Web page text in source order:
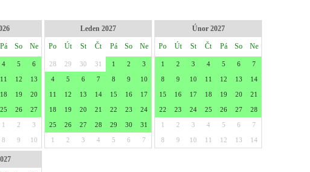
Pá So Ne
4 5 6
11 12 13
18 19 20
25 26 27
1 2 3
8 9 10
Leden 2027
Po Út St Čt Pá So Ne
28 29 30 31 1 2 3
4 5 6 7 8 9 10
11 12 13 14 15 16 17
18 19 20 21 22 23 24
25 26 27 28 29 30 31
1 2 3 4 5 6 7
Únor 2027
Po Út St Čt Pá So Ne
1 2 3 4 5 6 7
8 9 10 11 12 13 14
15 16 17 18 19 20 21
22 23 24 25 26 27 28
1 2 3 4 5 6 7
8 9 10 11 12 13 14